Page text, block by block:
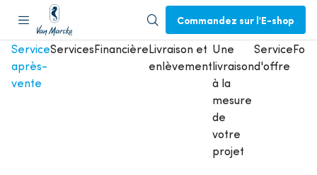
Commandez sur l'E-shop
Service
après-
vente
ServicesFinancièreLivraison et
enlèvement
Une
livraison
à la
mesure
de
votre
projet
Service
d'offre